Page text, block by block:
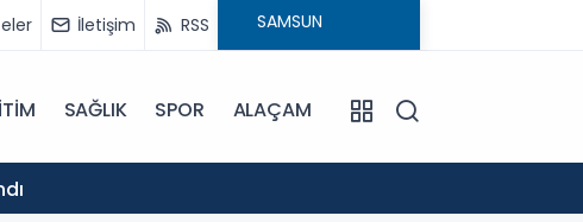
İletişim RSS
SAĞLIK SPOR ALAÇAM